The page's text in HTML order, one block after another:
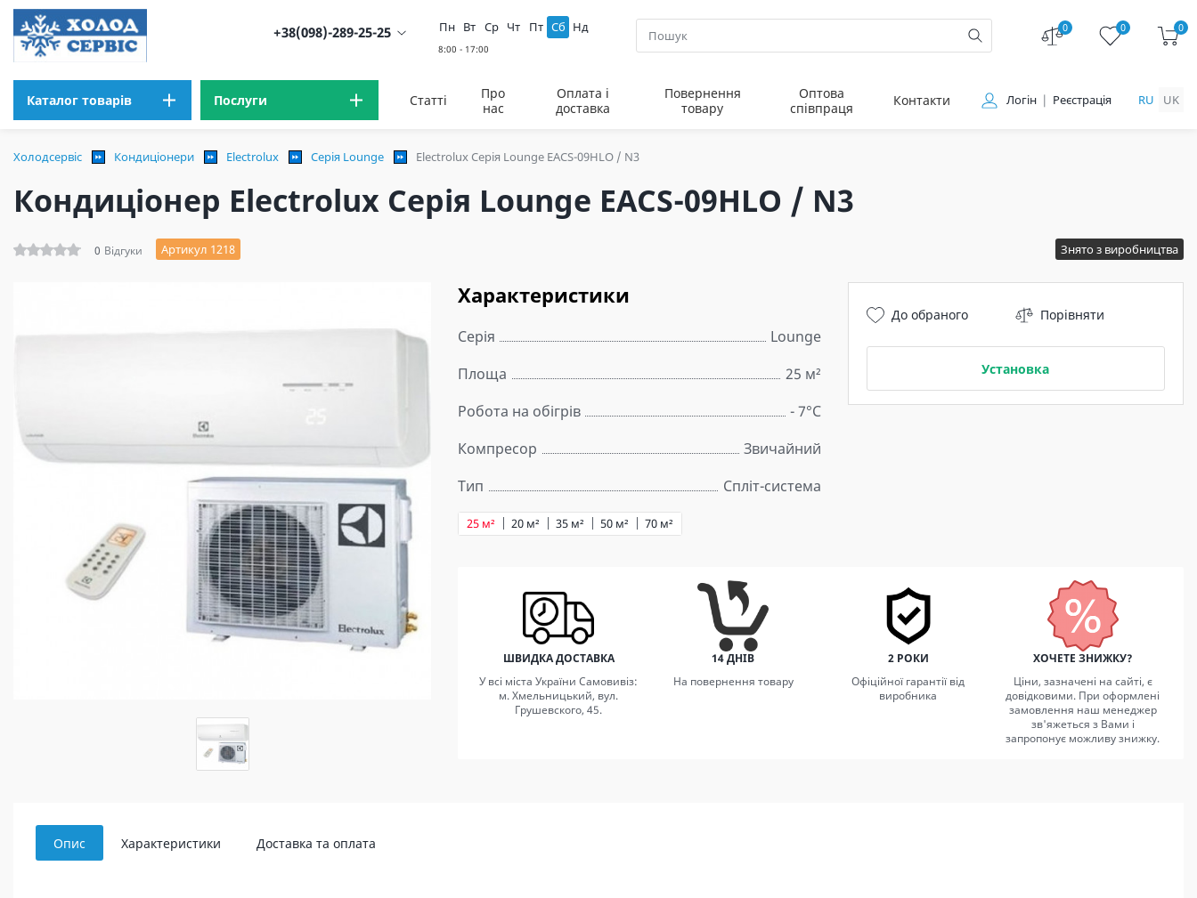
+38(098)-289-25-25 Пн Вт Ср Чт Пт Сб Нд 0 0 0
Каталог товарів Послуги Статті
Про
нас
Оплата і
доставка
Повернення
товару
Оптова
співпраця
Контакти Логін Реєстрація RU UK
Холодсервіс Кондиціонери Electrolux Серія Lounge Electrolux Серія Lounge EACS-09HLO / N3
Кондиціонер Electrolux Серія Lounge EACS-09HLO / N3
0 Відгуки Артикул 1218 Знято з виробництва
Характеристики
Серія
Lounge
Площа
25 м²
Робота на обігрів
- 7°C
Компресор
Звичайний
Тип
Спліт-система
20 м²
25 м² 35 м² 50 м² 70 м²
До обраного Порівняти
Установка
ШВИДКА ДОСТАВКА
У всі міста України Самовивіз:
м. Хмельницький, вул.
Грушевского, 45.
14 ДНІВ
На повернення товару
2 РОКИ
Офіційної гарантії від
виробника
ХОЧЕТЕ ЗНИЖКУ?
Ціни, зазначені на сайті, є
довідковими. При оформлені
замовлення наш менеджер
зв'яжеться з Вами і
запропонує можливу знижку.
Опис Характеристики Доставка та оплата